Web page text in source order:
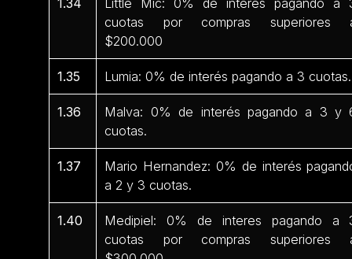
cuotas por compras superiores
$200.000
1.35 Lumia: 0% de interés pagando a 3 cuotas.
1.36
Malva: 0% de interés pagando a 3 y
cuotas.
1.37
Mario Hernandez: 0% de interés
a 2 y 3 cuotas.
1.40
Medipiel: 0% de interes pagando a
cuotas por compras superiores